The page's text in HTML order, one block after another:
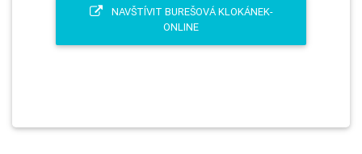
NAVŠTÍVIT BUREŠOVÁ KLOKÁNEK-
ONLINE